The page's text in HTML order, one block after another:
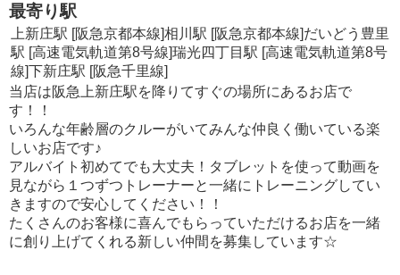
最寄り駅
上新庄駅 [阪急京都本線]相川駅 [阪急京都本線]だいどう豊里
駅 [高速電気軌道第8号線]瑞光四丁目駅 [高速電気軌道第8号
線]下新庄駅 [阪急千里線]
当店は阪急上新庄駅を降りてすぐの場所にあるお店で
す！！
いろんな年齢層のクルーがいてみんな仲良く働いている楽
しいお店です♪
アルバイト初めてでも大丈夫！タブレットを使って動画を
見ながら１つずつトレーナーと一緒にトレーニングしてい
きますので安心してください！！
たくさんのお客様に喜んでもらっていただけるお店を一緒
に創り上げてくれる新しい仲間を募集しています☆